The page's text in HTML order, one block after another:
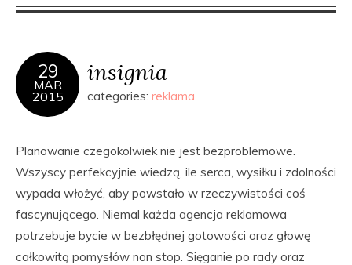
29
MAR
2015
insignia
categories: reklama
Planowanie czegokolwiek nie jest bezproblemowe.
Wszyscy perfekcyjnie wiedzą, ile serca, wysiłku i zdolności
wypada włożyć, aby powstało w rzeczywistości coś
fascynującego. Niemal każda agencja reklamowa
potrzebuje bycie w bezbłędnej gotowości oraz głowę
całkowitą pomysłów non stop. Sięganie po rady oraz